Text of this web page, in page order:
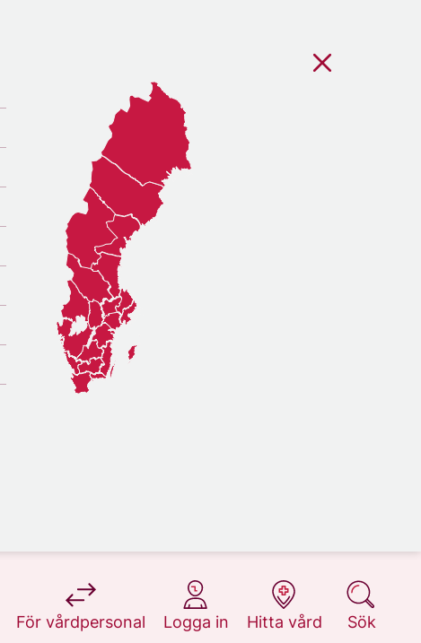
För vårdpersonal
på 1177.se
Logga in
på 1177.se
Hitta vård
på 1177.se
Sök
på 1177.se